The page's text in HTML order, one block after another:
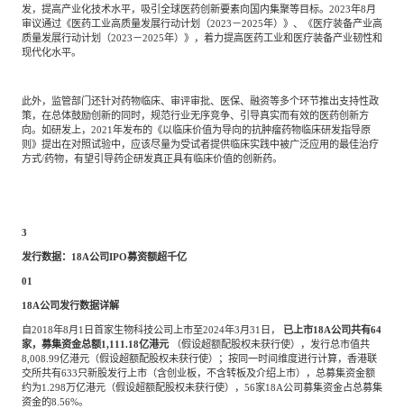
发，提高产业化技术水平，吸引全球医药创新要素向国内集聚等目标。2023年8月
审议通过《医药工业高质量发展行动计划（2023－2025年）》、《医疗装备产业高
质量发展行动计划（2023－2025年）》，着力提高医药工业和医疗装备产业韧性和
现代化水平。
此外，监管部门还针对药物临床、审评审批、医保、融资等多个环节推出支持性政
策，在总体鼓励创新的同时，规范行业无序竞争、引导真实而有效的医药创新方
向。如研发上， 2021年发布的《以临床价值为导向的抗肿瘤药物临床研发指导原
则》提出在对照试验中，应该尽量为受试者提供临床实践中被广泛应用的最佳治疗
方式/药物，有望引导药企研发真正具有临床价值的创新药。
3
发行数据： 18A公司IPO募资额超千亿
01
18A公司发行数据详解
自2018年8月1日首家生物科技公司上市至2024年3月31日， 已上市18A公司共有64
家，募集资金总额1,111.18亿港元
（假设超额配股权未获行使），发行总市值共
8,008.99亿港元（假设超额配股权未获行使）；按同一时间维度进行计算，香港联
交所共有633只新股发行上市（含创业板，不含转板及介绍上市），总募集资金额
约为1.298万亿港元（假设超额配股权未获行使），56家18A公司募集资金占总募集
资金的8.56%。